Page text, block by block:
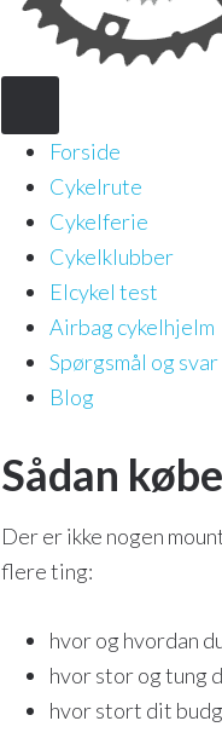
Forside
Cykelrute
Cykelferie
Cykelklubber
Elcykel test
Airbag cykelhjelm
Spørgsmål og svar
Blog
Sådan
Der er ikke nogen
flere ting:
hvor og hvordan
hvor stor og tung
hvor stort dit